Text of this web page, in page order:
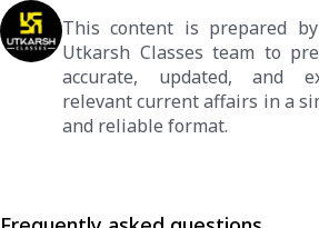
This content is prepared
Utkarsh Classes team to
accurate, updated, and
relevant current affairs in a
and reliable format.